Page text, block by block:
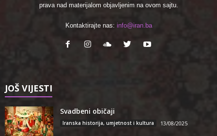
prava nad materijalom objavljenim na ovom sajtu.
Kontaktirajte nas: info@iran.ba
JOŠ VIJESTI
Svadbeni običaji
Iranska historija, umjetnost i kultura 13/08/2025